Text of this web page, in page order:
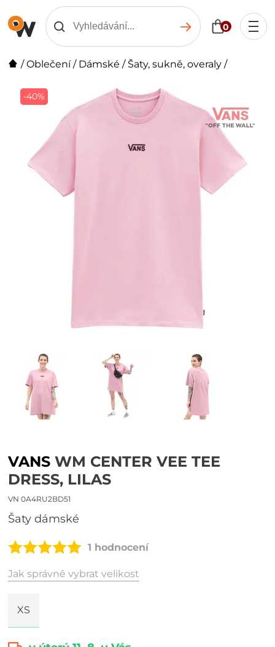
0
/Oblečení/ Dámské / Šaty, sukně, overaly /
-40%
VANS WM CENTER VEE TEE
DRESS, LILAS
VN 0A4RU2BD51
šaty dámské
1 hodnocení
Jak správně vybrat velikost
XS